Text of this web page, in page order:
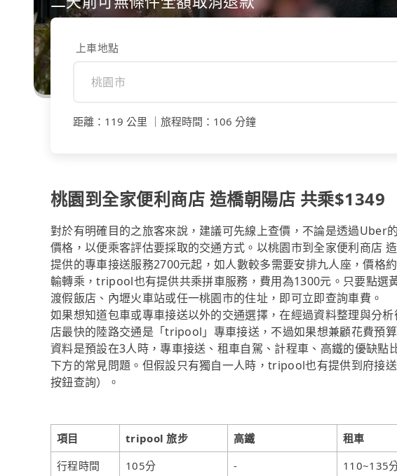
上車地點
距離 ： 119 公里 旅程時間 ： 106 分鐘
桃園到全家便利商店 造橋朝陽店 共乘$1349
對於有明確目的之旅客來說，建議可先線上查價，不論是透過
價格，以便乘客評估要採取的交通方式。以桃園市到全家便利商店
提供的專車接送服務2700元起，如人數較多需要安排九人座，價格
輸轉乘，tripool也有提供共乘拼車服務，費用為1300元。只要點選
渡假飯店、內壢火車站或任一桃園市的住址，即可立即查詢車費。
如果想知道包車或專車接送以外的交通選擇，在經過資料整理與分
店最快的陸路交通是「tripool」專車接送，不過如果想兼顧花費預
資料是預設在3人時，專車接送、租車自駕、計程車、高鐵的優缺點
下方的常見問題。但假設只有獨自一人時，tripool也有提供到府接
按鈕查詢）。
項目 tripool 旅步 高鐵 租車
行程時間
105分 - 110~135